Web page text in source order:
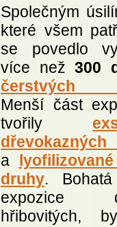
Společným
které všem
se povedlo
více než300
čerstvých
Menší část
tvořily
a
druhy.
expozice
hřibovitých,